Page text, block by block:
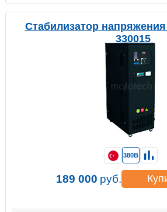
Стабилизатор
330015
380В
189 000 руб.